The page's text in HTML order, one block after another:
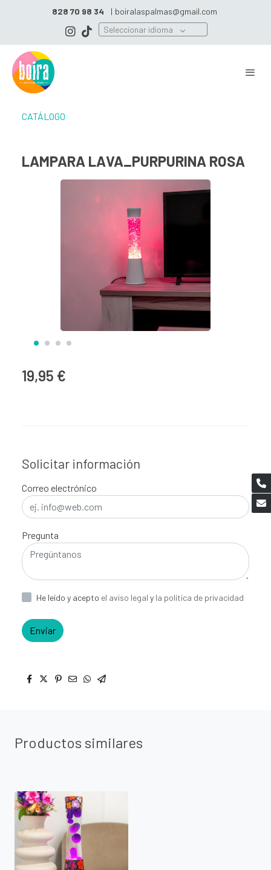
828 70 98 34 | boiralaspalmas@gmail.com
Seleccionar idioma
CATÁLOGO
LAMPARA LAVA_PURPURINA ROSA
19,95 €
Solicitar información
Correo electrónico
Pregunta
He leído y acepto el aviso legal y la política de privacidad
Enviar
Productos similares